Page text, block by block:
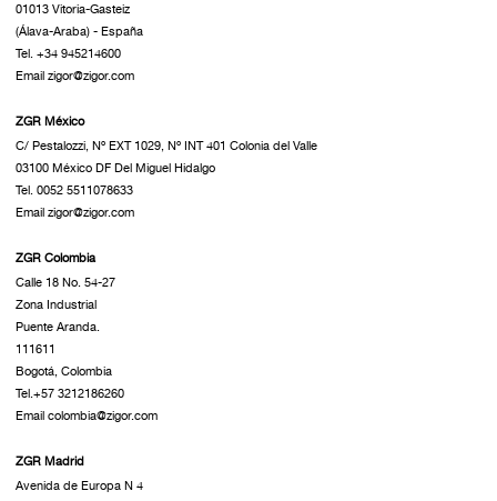
01013 Vitoria-Gasteiz
(Álava-Araba) - España
Tel. +34 945214600
Email zigor@zigor.com
ZGR México
C/ Pestalozzi, Nº EXT 1029, Nº INT 401 Colonia del Valle
03100 México DF Del Miguel Hidalgo
Tel. 0052 5511078633
Email zigor@zigor.com
ZGR Colombia
Calle 18 No. 54-27
Zona Industrial
Puente Aranda.
111611
Bogotá, Colombia
Tel.+57 3212186260
Email colombia@zigor.com
ZGR Madrid
Avenida de Europa N 4